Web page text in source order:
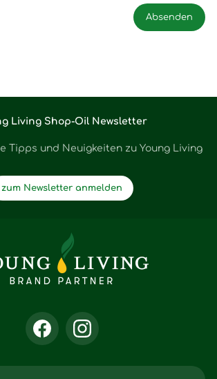
Living Shop-Oil Newsletter
Tipps und Neuigkeiten zu Young Living
zum Newsletter anmelden